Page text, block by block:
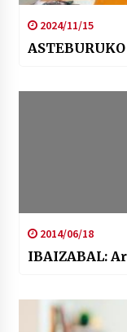
2024/11/15
2014/06/18
IBAIZABAL: